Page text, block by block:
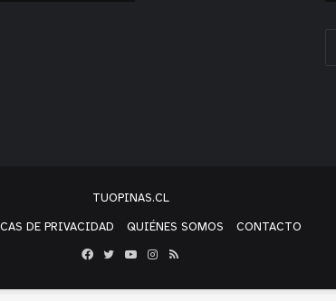
TUOPINAS.CL
DE PRIVACIDAD QUIÉNES SOMOS CONTACTO